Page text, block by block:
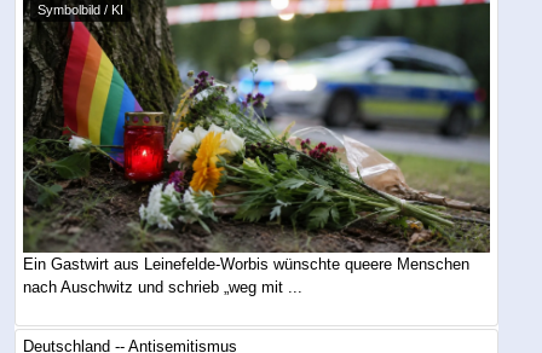
Symbolbild / KI
Ein Gastwirt aus Leinefelde-Worbis wünschte queere Menschen
nach Auschwitz und schrieb „weg mit ...
Deutschland -- Antisemitismus